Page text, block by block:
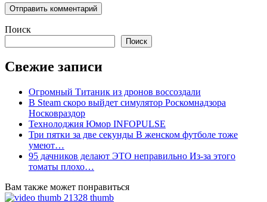
Поиск
Поиск
Свежие записи
Огромный Титаник из дронов воссоздали
В Steam скоро выйдет симулятор Роскомнадзора
Носковраздор
Технолоджия Юмор INFOPULSE
Три пятки за две секунды В женском футболе тоже
умеют…
95 дачников делают ЭТО неправильно Из-за этого
томаты плохо…
Вам также может понравиться